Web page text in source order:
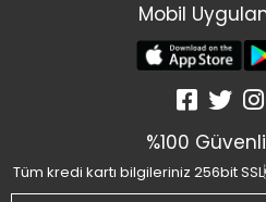
Mobil
%100
Tüm kredi kartı bilgileriniz 256bit